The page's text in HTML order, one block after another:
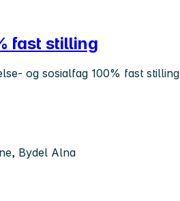
fast stilling
og sosialfag 100% fast stilling
Bydel Alna